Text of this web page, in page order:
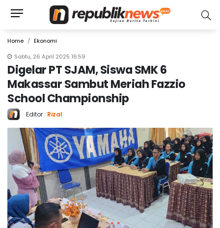
Home
Ekonomi
Sabtu, 26 April 2025 16:59
Digelar PT SJAM, Siswa SMK 6
Makassar Sambut Meriah Fazzio
School Championship
Editor : Rizal